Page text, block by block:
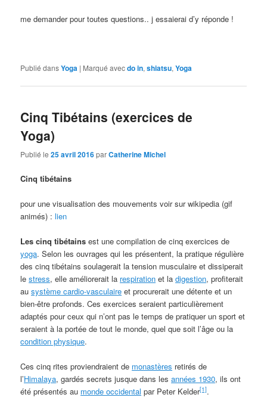
me demander pour toutes questions.. j essaierai d’y réponde !
Publié dansYoga | Marqué avecdo in,shiatsu,Yoga
Cinq Tibétains (exercices de
Yoga)
Publié le25 avril 2016parCatherine Michel
Cinq tibétains
pour une visualisation des mouvements voir sur wikipedia (gif
animés) :lien
Les cinq tibétains est une compilation de cinq exercices de
yoga. Selon les ouvrages qui les présentent, la pratique régulière
des cinq tibétains soulagerait la tension musculaire et dissiperait
lestress, elle améliorerait la respiration et ladigestion, profiterait
ausystème cardio-vasculaire et procurerait une détente et un
bien-être profonds. Ces exercices seraient particulièrement
adaptés pour ceux qui n’ont pas le temps de pratiquer un sport et
seraient à la portée de tout le monde, quel que soit l’âge ou la
condition physique.
Ces cinq rites proviendraient de monastères retirés de
l’Himalaya, gardés secrets jusque dans lesannées 1930, ils ont
été présentés au monde occidental par Peter Kelder[1].